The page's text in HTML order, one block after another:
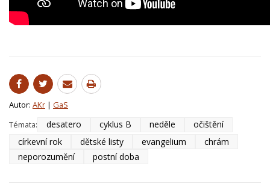
Autor: AKr | GaS
Témata:
desatero cyklus B neděle
očištění
církevní rok
dětské listy evangelium
chrám
neporozumění
postní doba